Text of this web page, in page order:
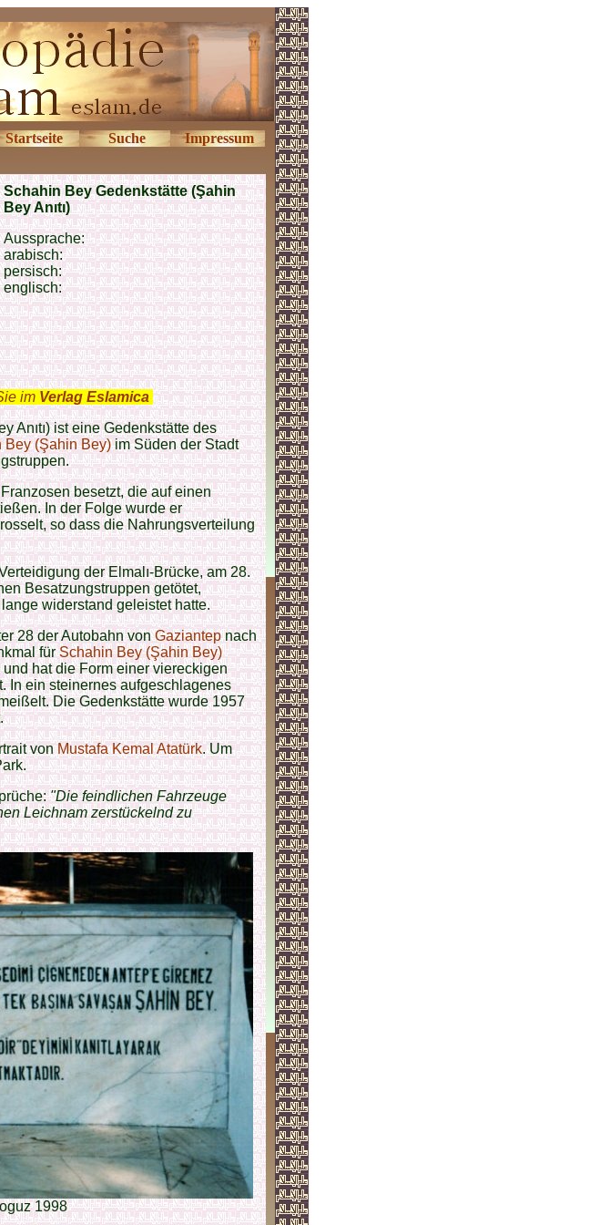
Startseite Suche Impressum
Schahin Bey Gedenkstätte (Şahin
Bey Anıtı)
Aussprache:
arabisch:
persisch:
englisch:
im Verlag Eslamica
Anıtı) ist eine Gedenkstätte des
Bey (Şahin Bey)im Süden der Stadt
besetzt, die auf einen
In der Folge wurde er
so dass die Nahrungsverteilung
der Elmalı-Brücke, am 28.
Besatzungstruppen getötet,
widerstand geleistet hatte.
28 der Autobahn vonGaziantepnach
fürSchahin Bey (Şahin Bey)
hat die Form einer viereckigen
In ein steinernes aufgeschlagenes
Die Gedenkstätte wurde 1957
vonMustafa Kemal Atatürk. Um
"Die feindlichen Fahrzeuge
Leichnam zerstückelnd zu
1998